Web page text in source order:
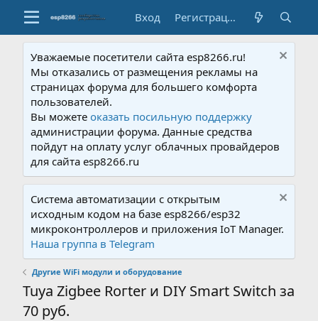
Вход Регистрация
Уважаемые посетители сайта esp8266.ru!
Мы отказались от размещения рекламы на
страницах форума для большего комфорта
пользователей.
Вы можетеоказать посильную поддержку
администрации форума. Данные средства
пойдут на оплату услуг облачных провайдеров
для сайта esp8266.ru
Система автоматизации с открытым
исходным кодом на базе esp8266/esp32
микроконтроллеров и приложения IoT Manager.
Наша группа в Telegram
Другие WiFi модули и оборудование
Tuya Zigbee Roгter и DIY Smart Switch за
70 руб.